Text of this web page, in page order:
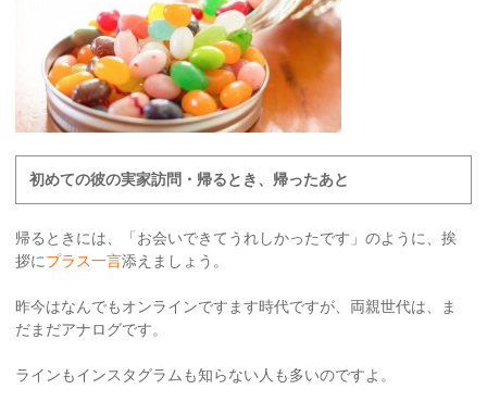
初めての彼の実家訪問・帰るとき、帰ったあと
帰るときには、「お会いできてうれしかったです」のように、挨
拶にプラス一言添えましょう。
昨今はなんでもオンラインですます時代ですが、両親世代は、ま
だまだアナログです。
ラインもインスタグラムも知らない人も多いのですよ。